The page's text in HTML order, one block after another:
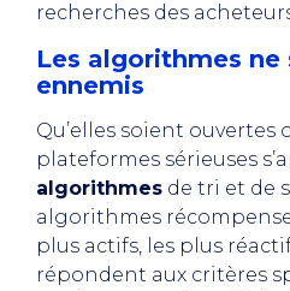
recherches des
Les algorithmes ne
ennemis
Qu’elles soient ouvertes
plateformes sérieuses
algorithmes de tri et de
algorithmes
plus actifs, les plus
répondent aux critères